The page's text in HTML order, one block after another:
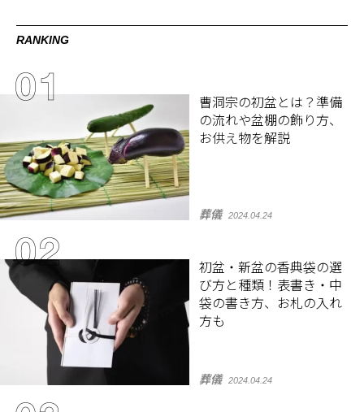
RANKING
曹洞宗の初盆とは？準備
の流れや盆棚の飾り方、
お供え物を解説
葬儀 2024.04.24
初盆・新盆の香典袋の選
び方と種類！表書き・中
袋の書き方、お札の入れ
方も
葬儀 2024.04.24